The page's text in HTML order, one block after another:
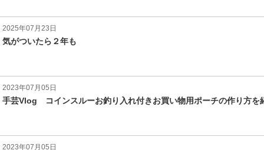
2025年07月23日
気がついたら２年も
2023年07月05日
手芸Vlog コインスルーお釣り入れ付きお買い物用ポーチの作り方を
2023年07月05日